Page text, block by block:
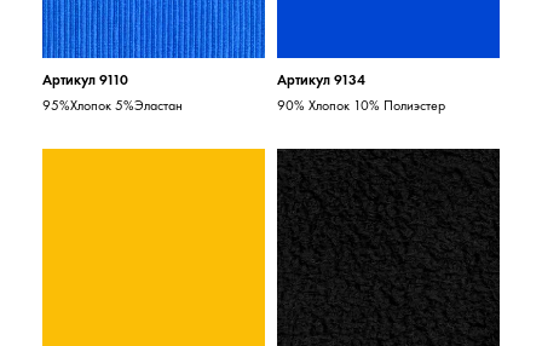
Артикул 9110
95%Хлопок 5%Эластан
Артикул 9134
90% Хлопок 10% Полиэстер